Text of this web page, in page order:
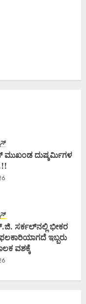
ಮುಖಂಡ ದುಷ್ಕರ್ಮಿಗಳ
ಸರ್ಕಲ್‌ನಲ್ಲಿ ಭೀಕರ
ಇಬ್ಬರು
ವಶಕ್ಕೆ